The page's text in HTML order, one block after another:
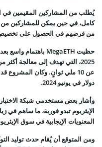
يُطلب من المشاركين المقيمين في
كامل، في حين يمكن للمشاركين من
من فرصهم في الحصول على
دولار في يونيو 2024.
وأشار بعض مستخدمي شبكة
الإيثريوم تبدو فورية، ما ساهم في
المعنويات الإيجابية في سوق